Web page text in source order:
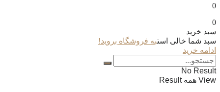
0
0
سبد خرید
سبد شما خالی استبه فروشگاه بروید!
ادامه خرید
No Result
View همه Result